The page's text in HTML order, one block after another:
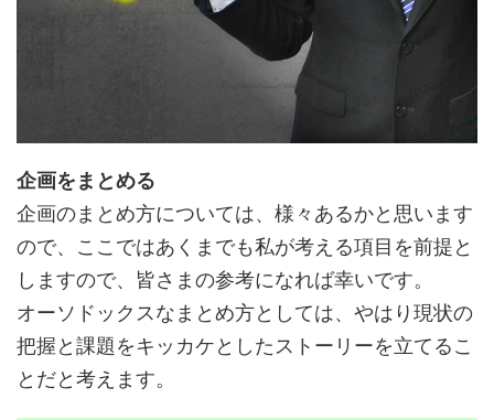
企画をまとめる
企画のまとめ方については、様々あるかと思います
ので、ここではあくまでも私が考える項目を前提と
しますので、皆さまの参考になれば幸いです。
オーソドックスなまとめ方としては、やはり現状の
把握と課題をキッカケとしたストーリーを立てるこ
とだと考えます。